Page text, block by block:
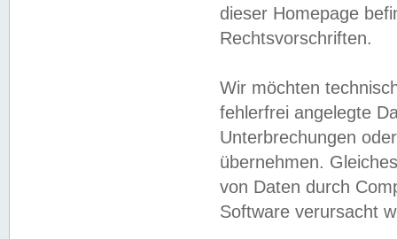
dieser Homepage
Rechtsvorschriften.
Wir möchten
fehlerfrei angelegte
Unterbrechungen
übernehmen.
von Daten durch
Software verursacht